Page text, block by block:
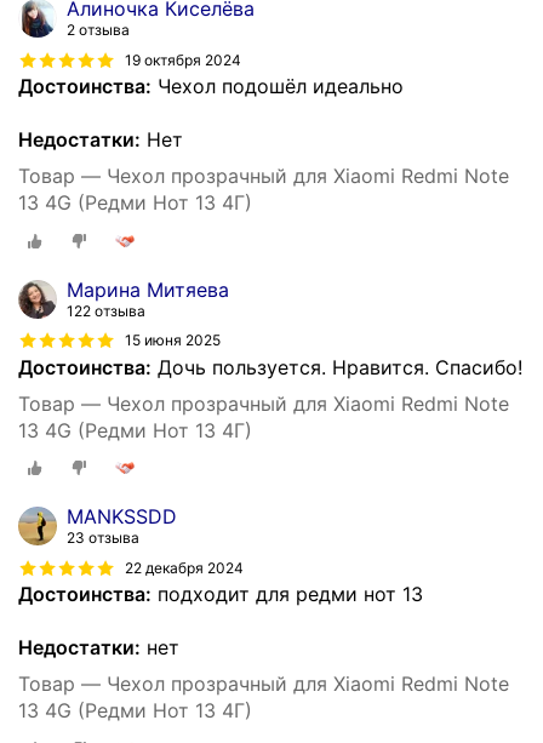
Алиночка Киселёва
2 отзыва
19 октября 2024
Достоинства: Чехол подошёл идеально
Недостатки: Нет
Товар — Чехол прозрачный для Xiaomi Redmi Note
13 4G (Редми Нот 13 4Г)
Марина Митяева
122 отзыва
15 июня 2025
Достоинства: Дочь пользуется. Нравится. Спасибо!
Товар — Чехол прозрачный для Xiaomi Redmi Note
13 4G (Редми Нот 13 4Г)
MANKSSDD
23 отзыва
22 декабря 2024
Достоинства: подходит для редми нот 13
Недостатки: нет
Товар — Чехол прозрачный для Xiaomi Redmi Note
13 4G (Редми Нот 13 4Г)